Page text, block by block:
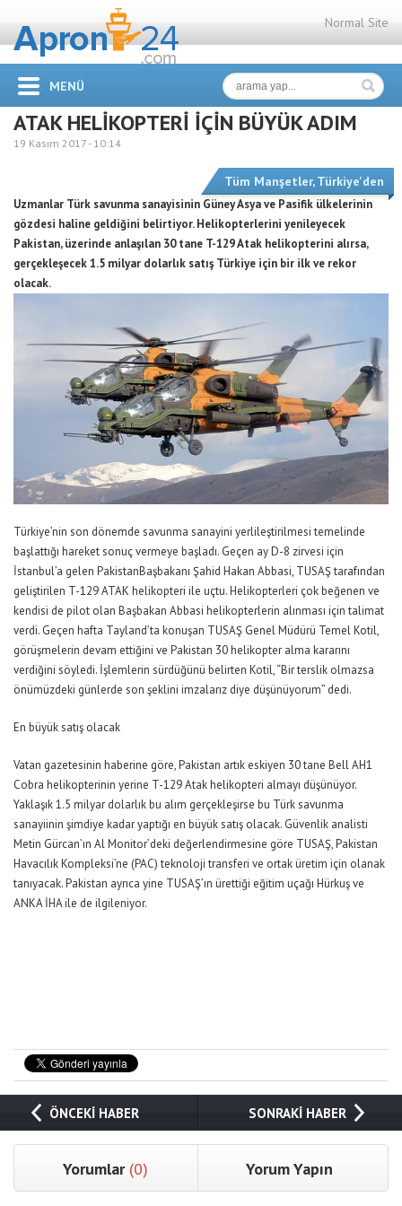
Normal Site
MENÜ
ATAK HELİKOPTERİ İÇİN BÜYÜK ADIM
19 Kasım 2017 - 10:14
Tüm Manşetler,Türkiye'den
Uzmanlar Türk savunma sanayisinin Güney Asya ve Pasifik ülkelerinin
gözdesi haline geldiğini belirtiyor. Helikopterlerini yenileyecek
Pakistan, üzerinde anlaşılan 30 tane T-129 Atak helikopterini alırsa,
gerçekleşecek 1.5 milyar dolarlık satış Türkiye için bir ilk ve rekor
olacak.
Türkiye’nin son dönemde savunma sanayini yerlileştirilmesi temelinde
başlattığı hareket sonuç vermeye başladı. Geçen ay D-8 zirvesi için
İstanbul’a gelen PakistanBaşbakanı Şahid Hakan Abbasi, TUSAŞ tarafından
geliştirilen T-129 ATAK helikopteri ile uçtu. Helikopterleri çok beğenen ve
kendisi de pilot olan Başbakan Abbasi helikopterlerin alınması için talimat
verdi. Geçen hafta Tayland’ta konuşan TUSAŞ Genel Müdürü Temel Kotil,
görüşmelerin devam ettiğini ve Pakistan 30 helikopter alma kararını
verdiğini söyledi. İşlemlerin sürdüğünü belirten Kotil, “Bir terslik olmazsa
önümüzdeki günlerde son şeklini imzalarız diye düşünüyorum” dedi.
En büyük satış olacak
Vatan gazetesinin haberine göre, Pakistan artık eskiyen 30 tane Bell AH1
Cobra helikopterinin yerine T-129 Atak helikopteri almayı düşünüyor.
Yaklaşık 1.5 milyar dolarlık bu alım gerçekleşirse bu Türk savunma
sanayiinin şimdiye kadar yaptığı en büyük satış olacak. Güvenlik analisti
Metin Gürcan’ın Al Monitor’deki değerlendirmesine göre TUSAŞ, Pakistan
Havacılık Kompleksi’ne (PAC) teknoloji transferi ve ortak üretim için olanak
tanıyacak. Pakistan ayrıca yine TUSAŞ’ın ürettiği eğitim uçağı Hürkuş ve
ANKA İHA ile de ilgileniyor.
ÖNCEKİ HABER SONRAKİ HABER
Yorumlar (0) Yorum Yapın